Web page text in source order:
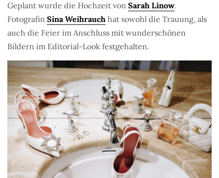
Geplant wurde die Hochzeit von Sarah Linow.
Fotografin Sina Weihrauch hat sowohl die Trauung, als
auch die Feier im Anschluss mit wunderschönen
Bildern im Editorial-Look festgehalten.